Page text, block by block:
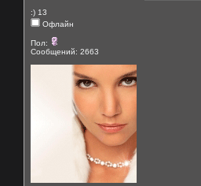
:) 13
Офлайн
Пол:
Сообщений: 2663